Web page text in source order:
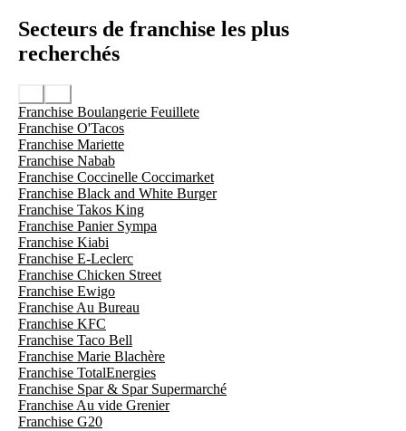
Secteurs de franchise les plus
recherchés
Franchise Boulangerie Feuillete
Franchise O'Tacos
Franchise Mariette
Franchise Nabab
Franchise Coccinelle Coccimarket
Franchise Black and White Burger
Franchise Takos King
Franchise Panier Sympa
Franchise Kiabi
Franchise E-Leclerc
Franchise Chicken Street
Franchise Ewigo
Franchise Au Bureau
Franchise KFC
Franchise Taco Bell
Franchise Marie Blachère
Franchise TotalEnergies
Franchise Spar & Spar Supermarché
Franchise Au vide Grenier
Franchise G20